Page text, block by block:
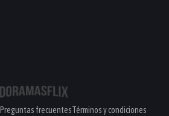
Preguntas frecuentesTérminos y condiciones